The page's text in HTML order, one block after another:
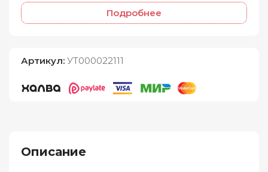
Подробнее
Артикул:УТ000022111
Описание